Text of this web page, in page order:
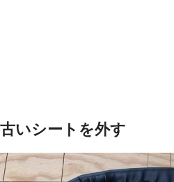
古いシートを外す